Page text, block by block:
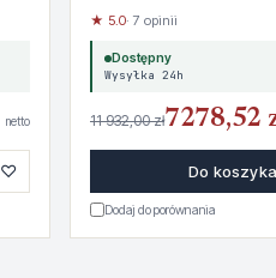
netto
♡
★ 5.0· 7 opinii
Dostępny
Wysyłka 24h
11 932,00 zł7278,52
Do koszyka
Dodaj do porównania